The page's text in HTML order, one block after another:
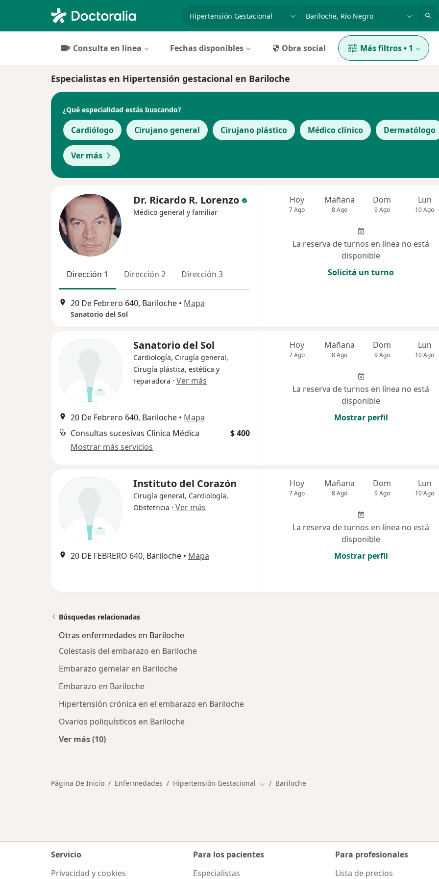
especialidad, enfermedad o nombrep. ej. Buenos Aires
Consulta en línea Fechas disponibles Obra social Más filtros• 1
Especialistas en Hipertensión gestacional en Bariloche
¿Qué especialidad estás buscando?
Cardiólogo Cirujano general Cirujano plástico Médico clínico Dermatólogo
Ver más
Dr. Ricardo R. Lorenzo
Médico general y familiar
Dirección 1 Dirección 2 Dirección 3
20 De Febrero 640, Bariloche • Mapa
Sanatorio del Sol
Hoy
7 Ago
Mañana
8 Ago
Dom
9 Ago
Lun
10 Ago
La reserva de turnos en línea no está
disponible
Solicitá un turno
Sanatorio del Sol
Cardiología, Cirugía general,
Cirugía plástica, estética y
reparadora · Ver más
20 De Febrero 640, Bariloche • Mapa
Consultas sucesivas Clínica Médica
$ 400
Mostrar más servicios
Hoy
7 Ago
Mañana
8 Ago
Dom
9 Ago
Lun
10 Ago
La reserva de turnos en línea no está
disponible
Mostrar perfil
Instituto del Corazón
Cirugía general, Cardiología,
Obstetricia · Ver más
20 DE FEBRERO 640, Bariloche • Mapa
Hoy
7 Ago
Mañana
8 Ago
Dom
9 Ago
Lun
10 Ago
La reserva de turnos en línea no está
disponible
Mostrar perfil
Búsquedas relacionadas
Otras enfermedades en Bariloche
Colestasis del embarazo en Bariloche
Embarazo gemelar en Bariloche
Embarazo en Bariloche
Hipertensión crónica en el embarazo en Bariloche
Ovarios poliquísticos en Bariloche
Ver más (10)
Página De Inicio Enfermedades Hipertensión Gestacional Cambiar de ciudad
Bariloche
Servicio
Privacidad y cookies
Para los pacientes
Especialistas
Para profesionales
Lista de precios